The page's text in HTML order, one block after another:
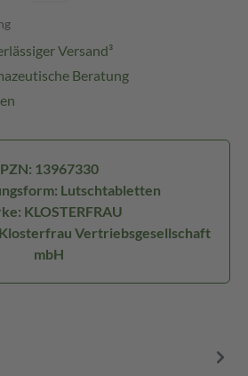
Versand³
Beratung
PZN: 13967330
Lutschtabletten
KLOSTERFRAU
Vertriebsgesellschaft
mbH